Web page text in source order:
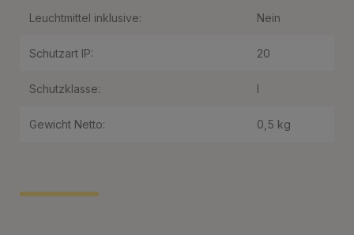
Leuchtmittel inklusive: Nein
Schutzart IP: 20
Schutzklasse: I
Gewicht Netto: 0,5 kg